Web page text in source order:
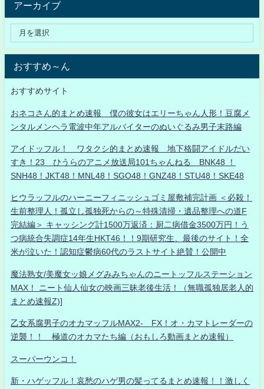
アーカイブ
おすすめ～ん
おすすめサイト
おネコさん的まとめ速報 僕の彼女はエリーちゃん人形！豆腐メ
ンタルメンヘラ電波中年アルバイターのぬいぐるみ男子末路編
アイドッフル！ ワタクシ的まとめ速報 地下格闘アイドルだい
すき！23 ひうらのアニメ放送局101ちゃんねる BNK48 ！
SNH48！JKT48！MNL48！SGO48！GNZ48！STU48！SKE48
ヒウラッフルのハーニーフィニッシュゴミ屋敷補完計画 ＜必殺！
生前整理人！孤立し孤独死からの～特殊清掃・遺品整理への道F
完結編＞ キャッシング計1500万返済：厨二病借金3500万円！う
つ病統合失調症14年生HKT46！！9期研究生、最後のサイト！全
米が泣いた！認知症鬱病60代のラストサイト絶賛！公開中
魔法熟女/美魔女ッ娘メグみみちゃんのニートッフルステーション
MAX！ ニート仙人仙女の映画三昧老後生活！（無職孤独居老人的
まとめ速報Z)]
乙女系腐男子のオカマッフルMAX2- FX！オ・カマトレーダーの
逆襲！！ 極道のオカマたち編（おもしろ動画まとめ速報）
スーパーウンコ！
新・ハゲッフル！哀愁のハゲ男の髪ってるまとめ速報！！激しく